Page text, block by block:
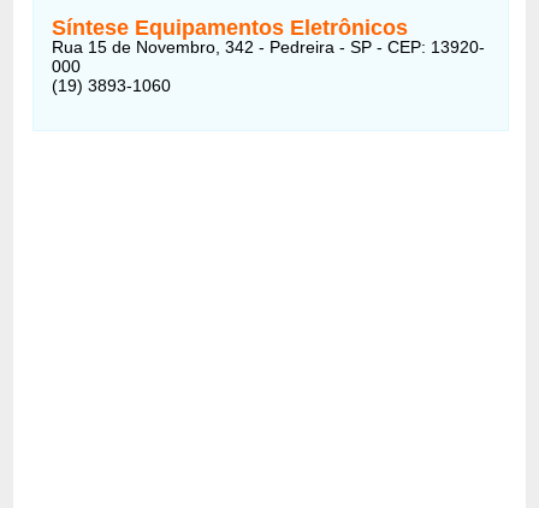
Síntese Equipamentos Eletrônicos
Rua 15 de Novembro, 342 - Pedreira - SP - CEP: 13920-
000
(19) 3893-1060